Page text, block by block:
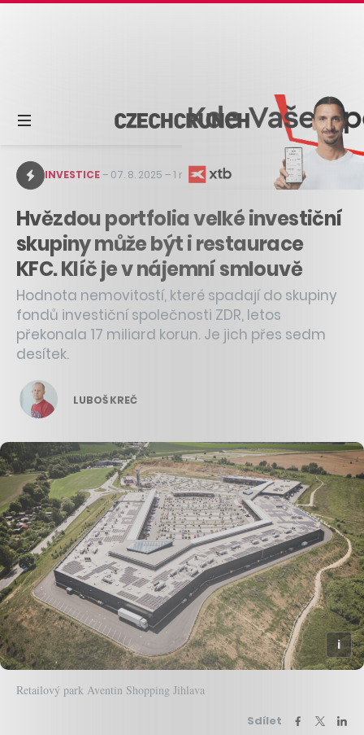
INVESTICE– 07. 8. 2025 –1 min čtení
Hvězdou portfolia velké investiční
skupiny může být i restaurace
KFC. Klíč je v nájemní smlouvě
Hodnota nemovitostí, které spadají do skupiny
fondů investiční společnosti ZDR, letos
překonala 17 miliard korun. Je jich přes sedm
desítek.
LUBOŠ KREČ
Retailový park Aventin Shopping Jihlava
Sdílet